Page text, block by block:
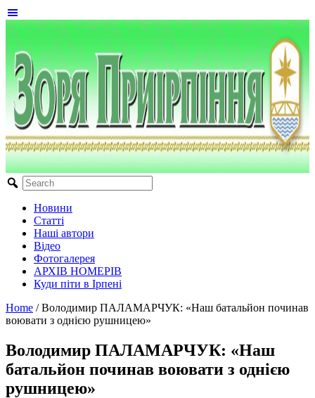
Новини
Статті
Наші автори
Відео
Фотогалерея
АРХІВ НОМЕРІВ
Куди піти в Ірпені
Home / Володимир ПАЛАМАРЧУК: «Наш батальйон починав
воювати з однією рушницею»
Володимир ПАЛАМАРЧУК: «Наш
батальйон починав воювати з однією
рушницею»